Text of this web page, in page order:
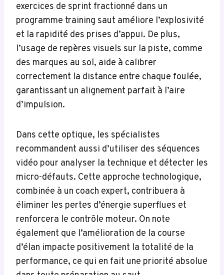
exercices de sprint fractionné dans un
programme training saut améliore l’explosivité
et la rapidité des prises d’appui. De plus,
l’usage de repères visuels sur la piste, comme
des marques au sol, aide à calibrer
correctement la distance entre chaque foulée,
garantissant un alignement parfait à l’aire
d’impulsion.
Dans cette optique, les spécialistes
recommandent aussi d’utiliser des séquences
vidéo pour analyser la technique et détecter les
micro-défauts. Cette approche technologique,
combinée à un coach expert, contribuera à
éliminer les pertes d’énergie superflues et
renforcera le contrôle moteur. On note
également que l’amélioration de la course
d’élan impacte positivement la totalité de la
performance, ce qui en fait une priorité absolue